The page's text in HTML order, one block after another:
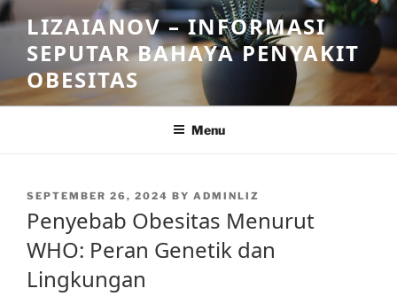
Skip
to
content
LIZAIANOV – INFORMASI
SEPUTAR BAHAYA PENYAKIT
OBESITAS
Menu
POSTED
SEPTEMBER 26, 2024 BY ADMINLIZ
Penyebab Obesitas Menurut
WHO: Peran Genetik dan
Lingkungan